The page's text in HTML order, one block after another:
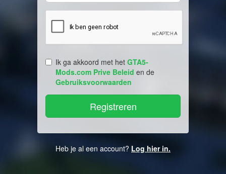
Ik ga akkoord met het GTA5-
Mods.com Prive Beleid en de
Gebruiksvoorwaarden
Heb je al een account? Log hier in.